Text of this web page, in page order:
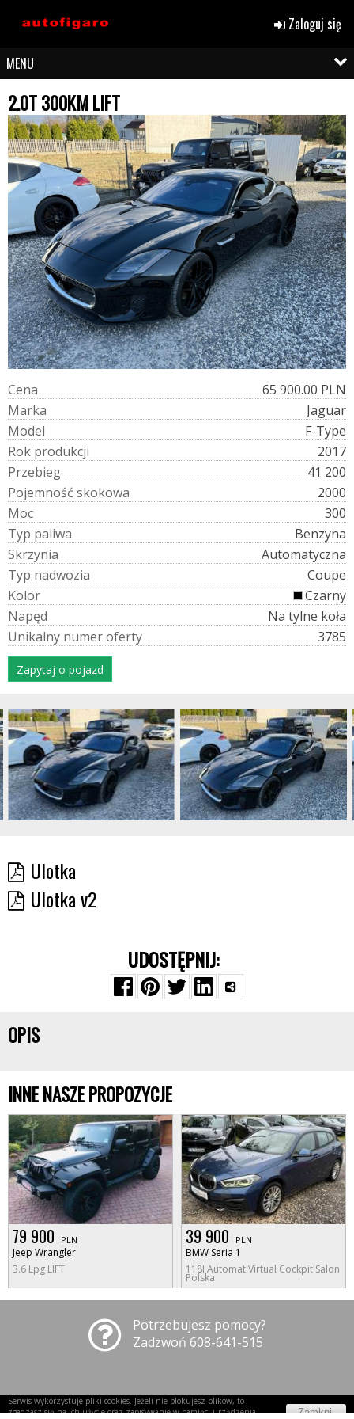
Zaloguj się
MENU
2.0T 300KM LIFT
Cena
65 900.00 PLN
Marka
Jaguar
Model
F-Type
Rok produkcji
2017
Przebieg
41 200
Pojemność skokowa
2000
Moc
300
Typ paliwa
Benzyna
Skrzynia
Automatyczna
Typ nadwozia
Coupe
Kolor
Czarny
Napęd
Na tylne koła
Unikalny numeroferty 3785
Zapytaj o pojazd
Ulotka
Ulotka v2
UDOSTĘPNIJ:
OPIS
INNE NASZE PROPOZYCJE
79 900 PLN
Jeep Wrangler
3.6 Lpg LIFT
39 900 PLN
BMW Seria 1
118I Automat Virtual Cockpit Salon
Polska
Potrzebujesz pomocy?
Zadzwoń 608-641-515
Serwis wykorzystuje pliki cookies. Jeżeli nie blokujesz plików, to
zgadzasz się na ich użycie oraz zapisywanie w pamięci urządzenia.
Zamknij